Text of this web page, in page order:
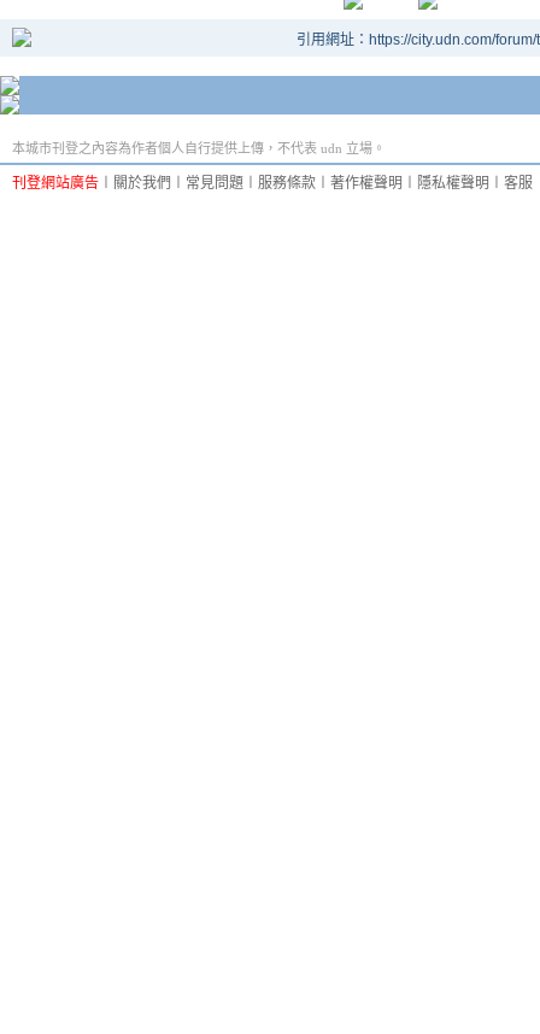
引用網址：https://city.udn.com/
本城市刊登之內容為作者個人自行提供上傳，不代表 udn 立場。
刊登網站廣告 關於我們 常見問題 服務條款 著作權聲明 隱私權聲明 客服